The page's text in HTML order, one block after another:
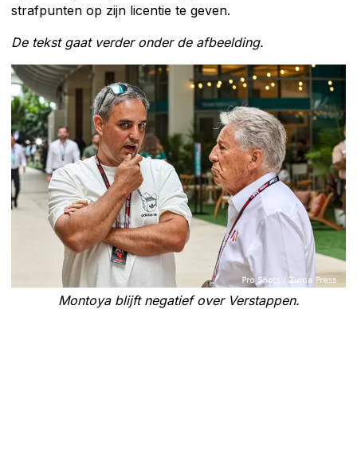
strafpunten op zijn licentie te geven.
De tekst gaat verder onder de afbeelding.
Montoya blijft negatief over Verstappen.